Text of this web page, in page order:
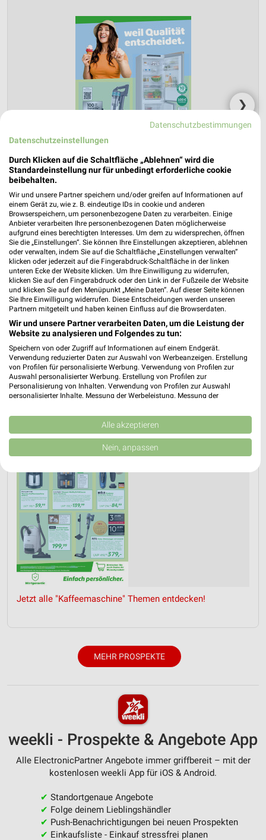
❯
ElectronicPartner Prospekt für Bad
Doberan ab Fr. den 31.07.
Haushaltselektronik 08/2026
Gültig von 31. Jul. bis 15. Aug.
📅 Kalendereintrag erstellen
PROSPEKT BLÄTTERN
WASCHMASCHINEN, TROCKNER & KÜHLSCHRANK KAFFEEMASCHINE
Jetzt alle "Kaffeemaschine" Themen entdecken!
MEHR PROSPEKTE
weekli - Prospekte & Angebote App
Alle ElectronicPartner Angebote immer griffbereit – mit der
kostenlosen weekli App für iOS & Android.
✔ Standortgenaue Angebote
✔ Folge deinem Lieblingshändler
✔ Push-Benachrichtigungen bei neuen Prospekten
✔ Einkaufsliste - Einkauf stressfrei planen
Datenschutzbestimmungen
Datenschutzeinstellungen
Durch Klicken auf die Schaltfläche „Ablehnen“ wird die
Standardeinstellung nur für unbedingt erforderliche cookie
beibehalten.
Wir und unsere Partner speichern und/oder greifen auf Informationen auf
einem Gerät zu, wie z. B. eindeutige IDs in cookie und anderen
Browserspeichern, um personenbezogene Daten zu verarbeiten. Einige
Anbieter verarbeiten Ihre personenbezogenen Daten möglicherweise
aufgrund eines berechtigten Interesses. Um dem zu widersprechen, öffnen
Sie die „Einstellungen“. Sie können Ihre Einstellungen akzeptieren, ablehnen
oder verwalten, indem Sie auf die Schaltfläche „Einstellungen verwalten“
klicken oder jederzeit auf die Fingerabdruck-Schaltfläche in der linken
unteren Ecke der Website klicken. Um Ihre Einwilligung zu widerrufen,
klicken Sie auf den Fingerabdruck oder den Link in der Fußzeile der Website
und klicken Sie auf den Menüpunkt „Meine Daten“. Auf dieser Seite können
Sie Ihre Einwilligung widerrufen. Diese Entscheidungen werden unseren
Partnern mitgeteilt und haben keinen Einfluss auf die Browserdaten.
Wir und unsere Partner verarbeiten Daten, um die Leistung der
Website zu analysieren und Folgendes zu tun:
Speichern von oder Zugriff auf Informationen auf einem Endgerät.
Verwendung reduzierter Daten zur Auswahl von Werbeanzeigen. Erstellung
von Profilen für personalisierte Werbung. Verwendung von Profilen zur
Auswahl personalisierter Werbung. Erstellung von Profilen zur
Personalisierung von Inhalten. Verwendung von Profilen zur Auswahl
personalisierter Inhalte. Messung der Werbeleistung. Messung der
Kombinationen von Daten aus verschiedenen Quellen. Entwicklung und
Verbesserung der Angebote. Verwendung reduzierter Daten zur Auswahl
von Inhalten.
Daten können außerhalb der Europäischen Union weitergegeben und in die
USA gesendet werden.
Website/App.
Partnerliste anzeigen (1 IAB-Anbieter)
Wir nutzen Ihre Daten für folgende Zwecke:
IAB-Verarbeitungszwecke:
Speichern von oder Zugriff auf Informationen
auf einem Endgerät
Verwendung reduzierter Daten zur Auswahl von
Werbeanzeigen
personalisierter Werbung
Verwendung von Profilen zur Auswahl
Messung der Werbeleistung
Messung der Performance von Inhalten
Analyse von Zielgruppen durch Statistiken oder
Kombinationen von Daten aus verschiedenen
Quellen
Alle akzeptieren
Nein, anpassen